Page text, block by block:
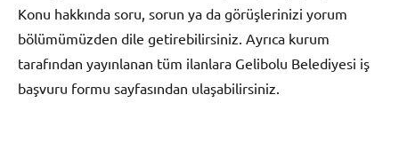
Konu hakkında soru, sorun ya da görüşlerinizi yorum
bölümümüzden dile getirebilirsiniz. Ayrıca kurum
tarafından yayınlanan tüm ilanlara Gelibolu Belediyesi iş
başvuru formu sayfasından ulaşabilirsiniz.